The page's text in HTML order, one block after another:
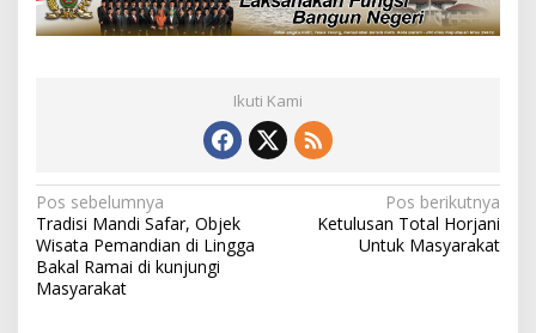
Ikuti Kami
N
a
v
i
Pos sebelumnya
Tradisi Mandi Safar, Objek
Wisata Pemandian di Lingga
Bakal Ramai di kunjungi
Masyarakat
Pos berikutnya
Ketulusan Total Horjani
Untuk Masyarakat